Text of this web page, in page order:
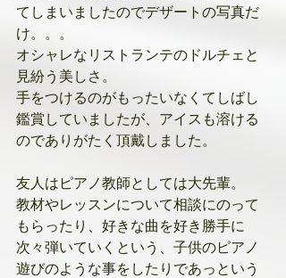
てしまいましたのでデザートの写真だ
け。。。
オシャレなリストランテのドルチェと
見紛う美しさ。
手をつけるのがもったいなくてしばし
鑑賞していましたが、アイスも溶ける
のでありがたく頂戴しました。
友人はピアノ教師としては大先輩。
教材やレッスンについて相談にのって
もらったり、好きな曲を好き勝手に
次々弾いていくという、子供のピアノ
遊びのような事をしたりであっという